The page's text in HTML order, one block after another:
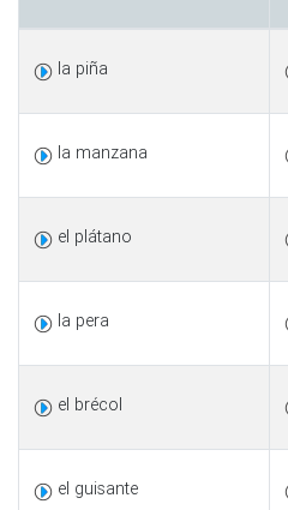
la piña
la manzana
el plátano
la pera
el brécol
el guisante